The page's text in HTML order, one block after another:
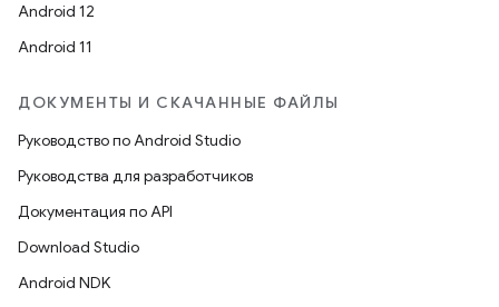
Android 12
Android 11
ДОКУМЕНТЫ И СКАЧАННЫЕ ФАЙЛЫ
Руководство по Android Studio
Руководства для разработчиков
Документация по API
Download Studio
Android NDK